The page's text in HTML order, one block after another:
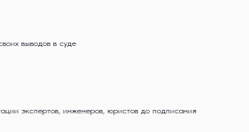
выводов в суде
экспертов, инженеров, юристов до подписания